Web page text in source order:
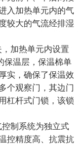
入加热单元内的气
较大的气流经排湿
加热单元内设置
保温层，保温棉单
实，确保了保温效
个观察门，其边门
杠杆式门锁，该锁
制系统为独立式
控精度高、抗震抗